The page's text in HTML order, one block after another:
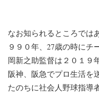
なお知られるところでは
９９０年、27歳の時にチ
岡新之助監督は２０１９
阪神、阪急でプロ生活を
たのちに社会人野球指導